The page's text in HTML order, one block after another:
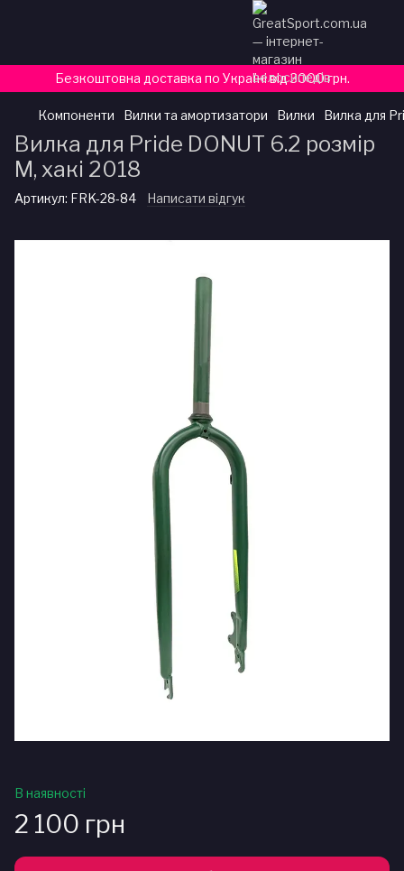
Безкоштовна доставка по Україні від 3000 грн.
Компоненти Вилки та амортизатори Вилки Вилка для
Вилка для Pride DONUT 6.2 розмір
M, хакі 2018
Артикул: FRK-28-84 Написати відгук
В наявності
2 100 грн